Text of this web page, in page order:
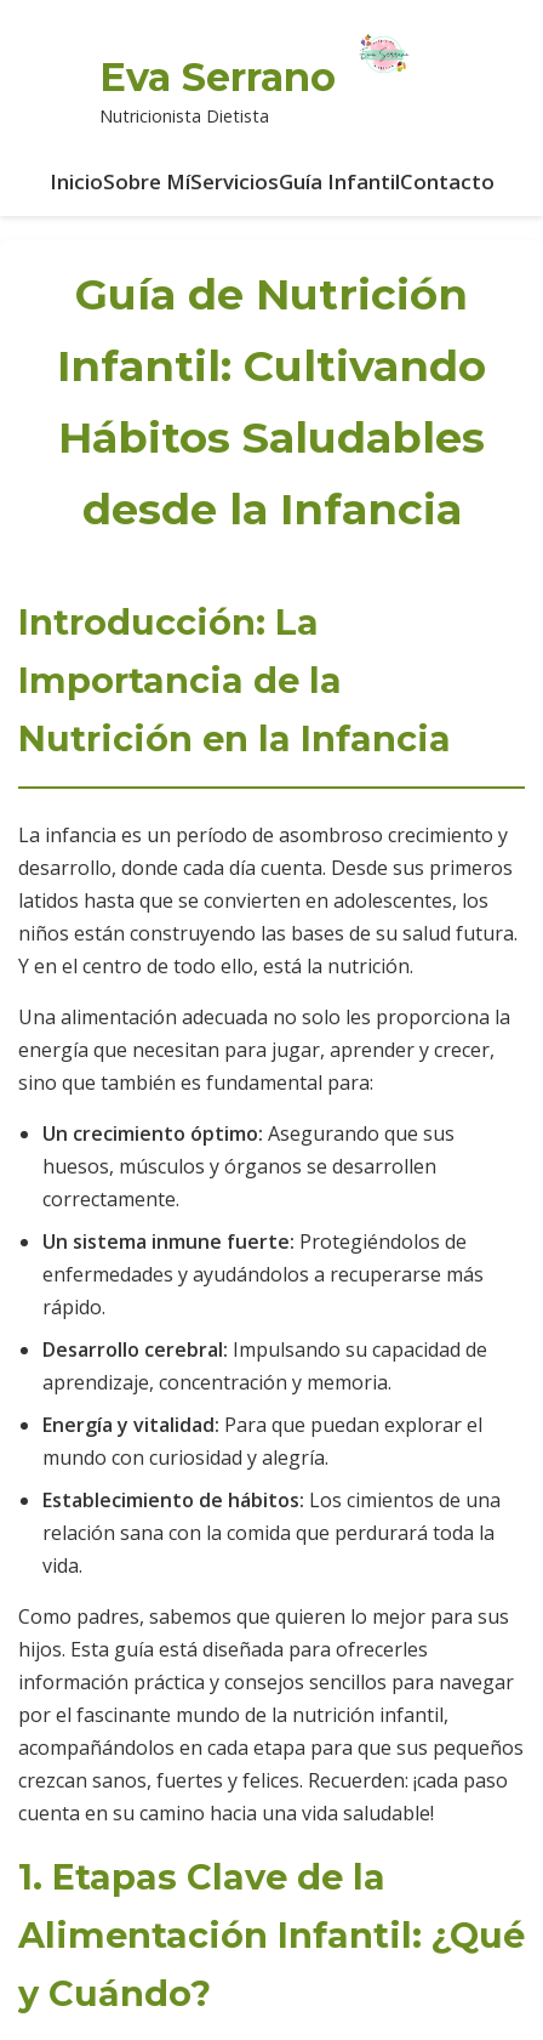
Eva Serrano
Nutricionista Dietista
InicioSobre MíServiciosGuía InfantilContacto
Guía de Nutrición
Infantil: Cultivando
Hábitos Saludables
desde la Infancia
Introducción: La
Importancia de la
Nutrición en la Infancia
La infancia es un período de asombroso crecimiento y
desarrollo, donde cada día cuenta. Desde sus primeros
latidos hasta que se convierten en adolescentes, los
niños están construyendo las bases de su salud futura.
Y en el centro de todo ello, está la nutrición.
Una alimentación adecuada no solo les proporciona la
energía que necesitan para jugar, aprender y crecer,
sino que también es fundamental para:
Un crecimiento óptimo: Asegurando que sus
huesos, músculos y órganos se desarrollen
correctamente.
Un sistema inmune fuerte: Protegiéndolos de
enfermedades y ayudándolos a recuperarse más
rápido.
Desarrollo cerebral: Impulsando su capacidad de
aprendizaje, concentración y memoria.
Energía y vitalidad: Para que puedan explorar el
mundo con curiosidad y alegría.
Establecimiento de hábitos: Los cimientos de una
relación sana con la comida que perdurará toda la
vida.
Como padres, sabemos que quieren lo mejor para sus
hijos. Esta guía está diseñada para ofrecerles
información práctica y consejos sencillos para navegar
por el fascinante mundo de la nutrición infantil,
acompañándolos en cada etapa para que sus pequeños
crezcan sanos, fuertes y felices. Recuerden: ¡cada paso
cuenta en su camino hacia una vida saludable!
1. Etapas Clave de la
Alimentación Infantil: ¿Qué
y Cuándo?